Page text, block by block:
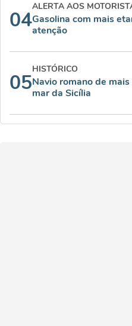
04
ALERTA AOS
Gasolina com mais
atenção
05
HISTÓRICO
Navio romano de
mar da Sicília